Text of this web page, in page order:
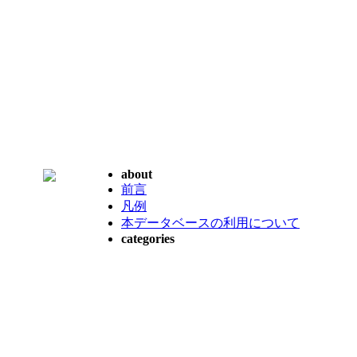
about
前言
凡例
本データベースの利用について
categories